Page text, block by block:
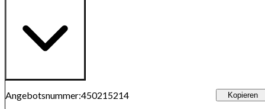
Angebotsnummer:450215214 Kopieren